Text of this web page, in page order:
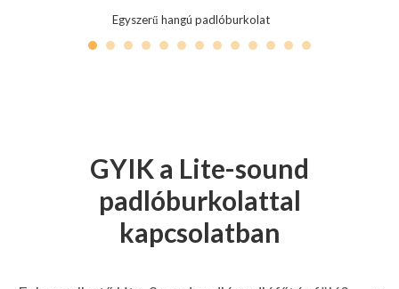
Egyszerű hangú padlóburkolat
GYIK a Lite-sound
padlóburkolattal
kapcsolatban